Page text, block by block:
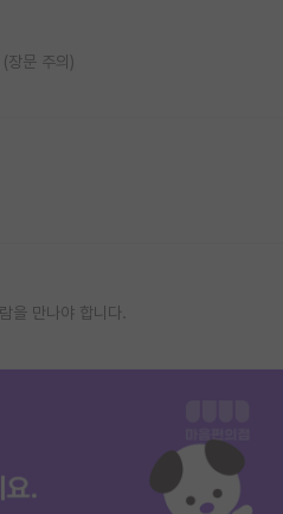
장문 주의)
을 만나야 합니다.